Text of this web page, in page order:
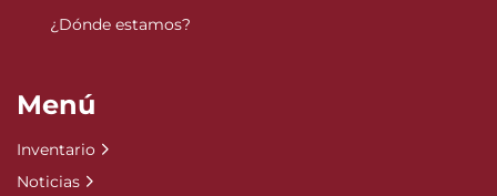
¿Dónde estamos?
Menú
Inventario
Noticias